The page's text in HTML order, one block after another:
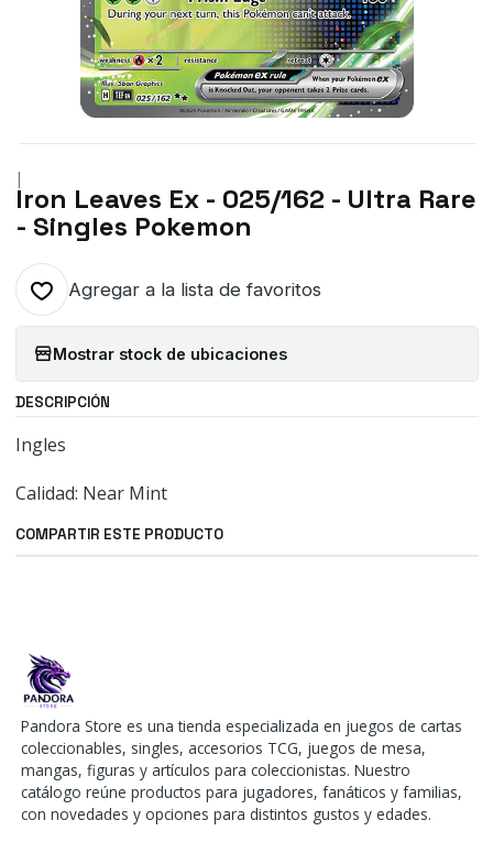
|
Iron Leaves Ex - 025/162 - Ultra Rare
- Singles Pokemon
Agregar a la lista de favoritos
Mostrar stock de ubicaciones
DESCRIPCIÓN
Ingles
Calidad: Near Mint
COMPARTIR ESTE PRODUCTO
Pandora Store es una tienda especializada en juegos de cartas
coleccionables, singles, accesorios TCG, juegos de mesa,
mangas, figuras y artículos para coleccionistas. Nuestro
catálogo reúne productos para jugadores, fanáticos y familias,
con novedades y opciones para distintos gustos y edades.